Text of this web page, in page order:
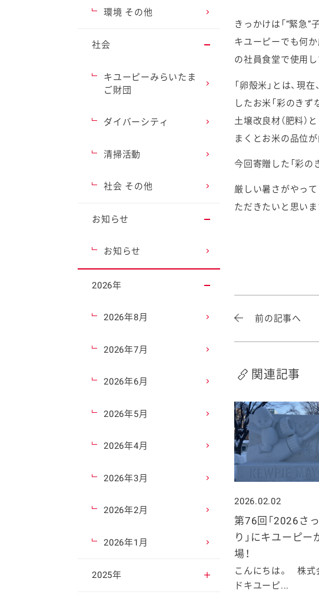
きっかけは「“緊急”
キユーピーでも何
の社員食堂で使用し
「卵殻米」とは、
したお米「彩のきず
土壌改良材（肥料
まくとお米の品位
今回寄贈した「彩の
厳しい暑さがやって
ただきたいと思いま
前の記事へ
関連記事
2026.02.02
第76回「2026さ
り」にキユーピー
場！
こんにちは。 株式
ドキユーピ...
環境 その他
社会
キユーピーみらいたま
ご財団
ダイバーシティ
清掃活動
社会 その他
お知らせ
お知らせ
2026年
2026年8月
2026年7月
2026年6月
2026年5月
2026年4月
2026年3月
2026年2月
2026年1月
2025年